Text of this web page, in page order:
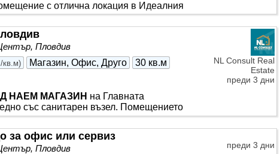
с отлична локация в Идеалния
на партерно ниво и е с площ
витрина към една от най-оживените
вашия бизнес. Помещението е
или представителство на компания;
центъри други търговски и
NL Consult Real
Estate
преди 3 дни
Пловдив
кв.м) Магазин, Офис, Друго
30 кв.м
НАЕМ МАГАЗИН на Главната
със санитарен възел. Помещението
осигурява отлична видимост на
преди 3 дни
за офис или сервиз
Пловдив